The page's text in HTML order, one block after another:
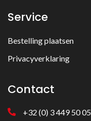
Service
Bestelling plaatsen
Privacyverklaring
Contact
+32 (0) 3 449 50 05